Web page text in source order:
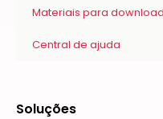
Materiais para download
Central de ajuda
Soluções